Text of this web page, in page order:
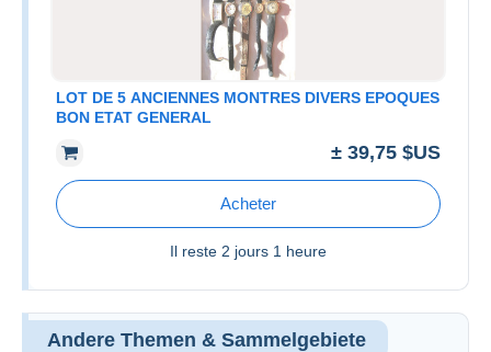
LOT DE 5 ANCIENNES MONTRES DIVERS EPOQUES
BON ETAT GENERAL
± 39,75 $US
Acheter
Il reste 2 jours 1 heure
Andere Themen & Sammelgebiete